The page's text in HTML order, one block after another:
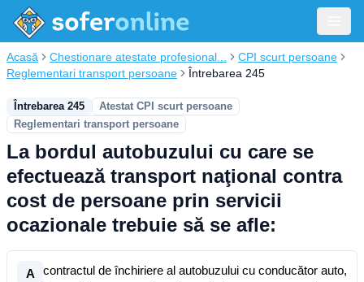
Acasă Chestionare atestate profesional...
CPI scurt persoane
Reglementari transport persoane
Întrebarea 245
Întrebarea 245
Atestat CPI scurt persoane
Reglementari transport persoane
La bordul autobuzului cu care se
efectuează transport naţional contra
cost de persoane prin servicii
ocazionale trebuie să se afle:
A
contractul de închiriere al autobuzului cu conducător auto,